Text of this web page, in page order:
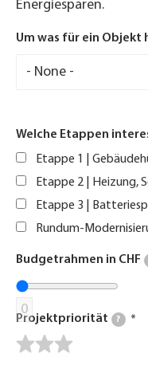
Energiesparen.
Um was für ein Objekt
Welche Etappen
Etappe 1 |
Etappe 2 | Heizung,
Etappe 3 |
Rundum-
Budgetrahmen in CHF
0
Projektpriorität ?